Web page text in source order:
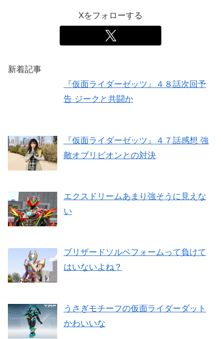
Xをフォローする
新着記事
『仮面ライダーゼッツ』４８話次回予
告 ジークと共闘か
『仮面ライダーゼッツ』４７話感想 強
敵オブリビオンとの対決
エクスドリームあまり強そうに見えな
い
ブリザードソルベフォームって負けて
はいないよね？
うさぎモチーフの仮面ライダーダット
かわいいな